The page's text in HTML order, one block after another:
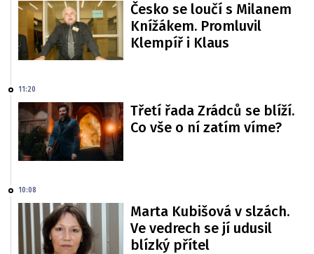
Česko se loučí s Milanem
Knížákem. Promluvil
Klempíř i Klaus
11:20
Třetí řada Zrádců se blíží.
Co vše o ní zatím víme?
10:08
Marta Kubišová v slzách.
Ve vedrech se jí udusil
blízký přítel